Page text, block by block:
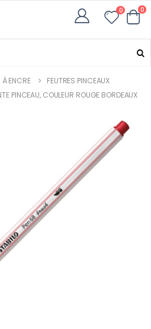
0 0
À ENCRE
FEUTRES PINCEAUX
PINCEAU, COULEUR ROUGE BORDEAUX